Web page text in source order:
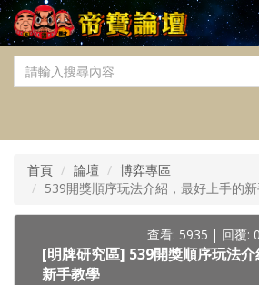
首頁 論壇
博弈專區
539開獎順序玩法介紹，最好上手的
查看: 5935 | 回覆: 0
[明牌研究區] 539開獎順序玩法
新手教學